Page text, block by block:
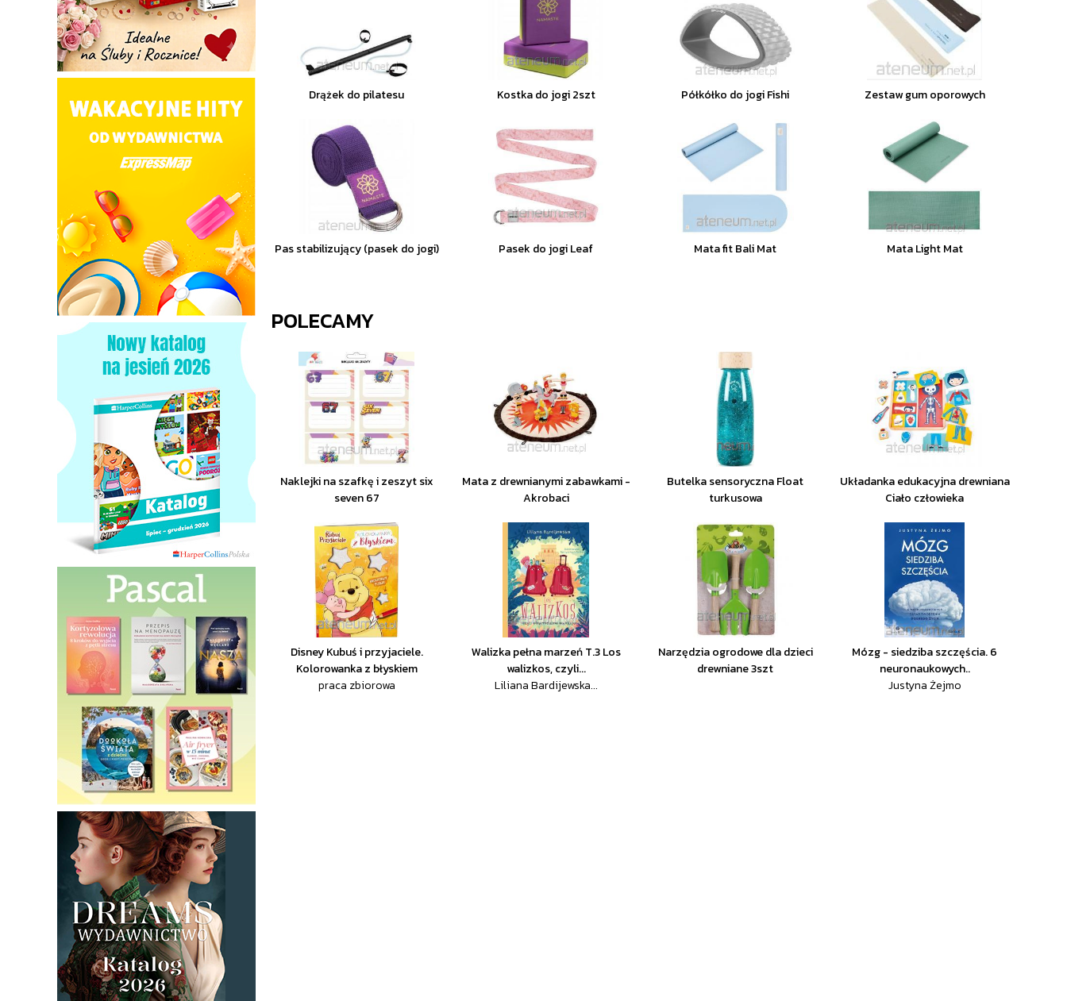
Drążek do pilatesu Kostka do jogi 2szt Półkółko do jogi Fishi Zestaw gum oporowych
Pas stabilizujący (pasek do jogi) Pasek do jogi Leaf Mata fit Bali Mat Mata Light Mat
POLECAMY
Naklejki na szafkę i zeszyt six
seven 67
Mata z drewnianymi zabawkami -
Akrobaci
Butelka sensoryczna Float
turkusowa
Układanka edukacyjna drewniana
Ciało człowieka
Disney Kubuś i przyjaciele.
Kolorowanka z błyskiem
praca zbiorowa
Walizka pełna marzeń T.3 Los
walizkos, czyli...
Liliana Bardijewska...
Narzędzia ogrodowe dla dzieci
drewniane 3szt
Mózg - siedziba szczęścia. 6
neuronaukowych..
Justyna Żejmo